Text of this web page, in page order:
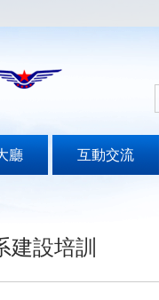
廳 互動交流
建設培訓